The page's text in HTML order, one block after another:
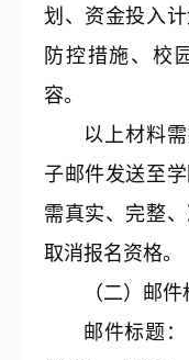
划、资金投入
防控措施、校
容。
以上材料
子邮件发送至
需真实、完整
取消报名资格。
（二）邮件
邮件标题